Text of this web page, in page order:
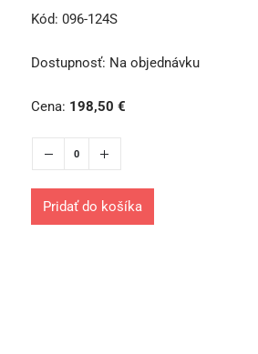
Kód: 096-124S
Dostupnosť: Na objednávku
Cena: 198,50 €
Pridať do košíka